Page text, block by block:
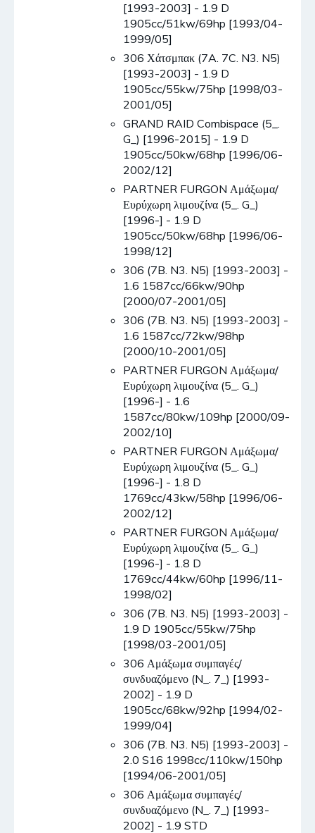
[1993-2003] - 1.9 D
1905cc/51kw/69hp [1993/04-
1999/05]
306 Χάτσμπακ (7A. 7C. N3. N5)
[1993-2003] - 1.9 D
1905cc/55kw/75hp [1998/03-
2001/05]
GRAND RAID Combispace (5_.
G_) [1996-2015] - 1.9 D
1905cc/50kw/68hp [1996/06-
2002/12]
PARTNER FURGON Αμάξωμα/
Ευρύχωρη λιμουζίνα (5_. G_)
[1996-] - 1.9 D
1905cc/50kw/68hp [1996/06-
1998/12]
306 (7B. N3. N5) [1993-2003] -
1.6 1587cc/66kw/90hp
[2000/07-2001/05]
306 (7B. N3. N5) [1993-2003] -
1.6 1587cc/72kw/98hp
[2000/10-2001/05]
PARTNER FURGON Αμάξωμα/
Ευρύχωρη λιμουζίνα (5_. G_)
[1996-] - 1.6
1587cc/80kw/109hp [2000/09-
2002/10]
PARTNER FURGON Αμάξωμα/
Ευρύχωρη λιμουζίνα (5_. G_)
[1996-] - 1.8 D
1769cc/43kw/58hp [1996/06-
2002/12]
PARTNER FURGON Αμάξωμα/
Ευρύχωρη λιμουζίνα (5_. G_)
[1996-] - 1.8 D
1769cc/44kw/60hp [1996/11-
1998/02]
306 (7B. N3. N5) [1993-2003] -
1.9 D 1905cc/55kw/75hp
[1998/03-2001/05]
306 Αμάξωμα συμπαγές/
συνδυαζόμενο (N_. 7_) [1993-
2002] - 1.9 D
1905cc/68kw/92hp [1994/02-
1999/04]
306 (7B. N3. N5) [1993-2003] -
2.0 S16 1998cc/110kw/150hp
[1994/06-2001/05]
306 Αμάξωμα συμπαγές/
συνδυαζόμενο (N_. 7_) [1993-
2002] - 1.9 STD